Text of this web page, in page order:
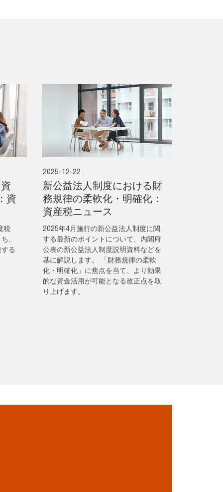
資
税
、
る
2025-12-22
新公益法人制度における財
務規律の柔軟化・明確化：
資産税ニュース
2025年4月施行の新公益法人制度に関
する最新のポイントについて、内閣府
公表の新公益法人制度説明資料などを
基に解説します。 「財務規律の柔軟
化・明確化」に焦点を当て、より効果
的な資金活用が可能となる改正点を取
り上げます。